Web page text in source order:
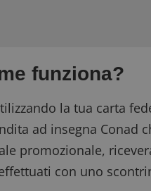
funziona?
la tua carta
ad insegna Conad
promozionale,
con uno